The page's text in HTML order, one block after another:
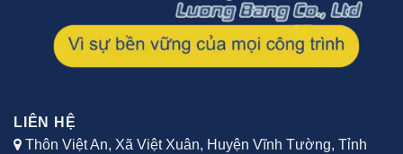
LIÊN HỆ
Thôn Việt An, Xã Việt Xuân, Huyện Vĩnh Tường, Tỉnh